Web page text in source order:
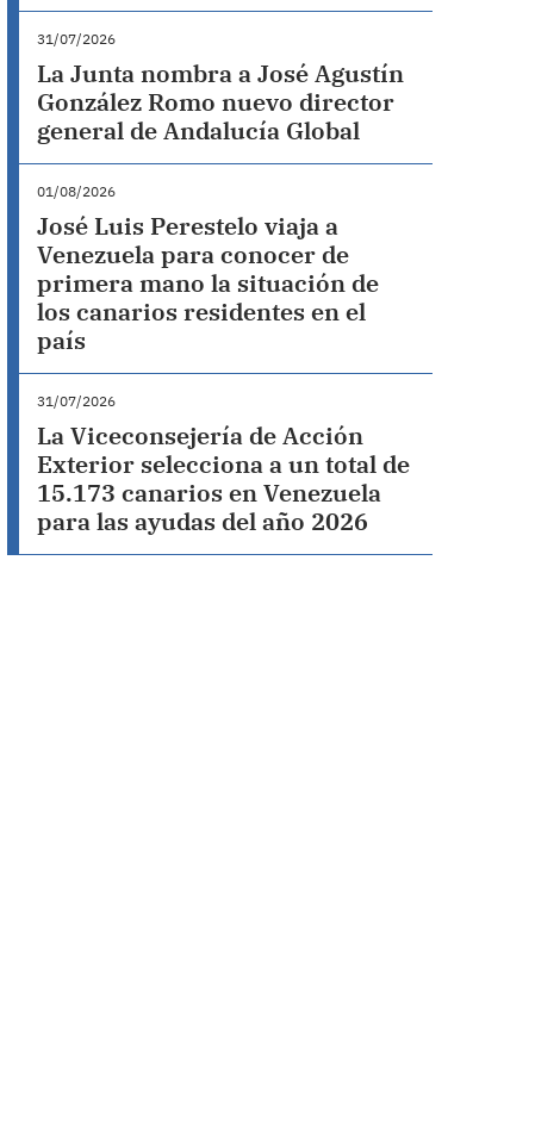
31/07/2026
La Junta nombra a José Agustín
González Romo nuevo director
general de Andalucía Global
01/08/2026
José Luis Perestelo viaja a
Venezuela para conocer de
primera mano la situación de
los canarios residentes en el
país
31/07/2026
La Viceconsejería de Acción
Exterior selecciona a un total de
15.173 canarios en Venezuela
para las ayudas del año 2026